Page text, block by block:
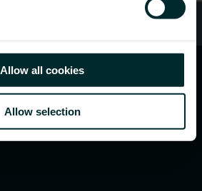
Allow all cookies
Allow selection